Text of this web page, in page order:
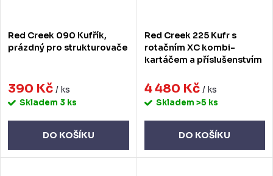
Red Creek 090 Kufřík,
prázdný pro strukturovače
390 Kč / ks
Skladem 3 ks
DO KOŠÍKU
Red Creek 225 Kufr s
rotačním XC kombi-
kartáčem a příslušenstvím
4 480 Kč / ks
Skladem >5 ks
DO KOŠÍKU